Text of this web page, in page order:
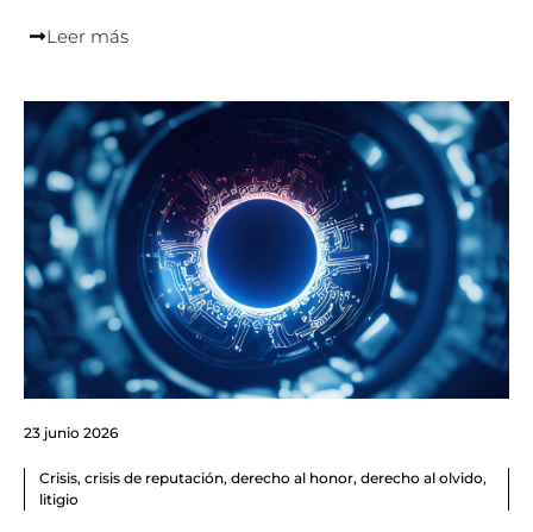
Leer más
23 junio 2026
Crisis, crisis de reputación, derecho al honor, derecho al olvido,
litigio